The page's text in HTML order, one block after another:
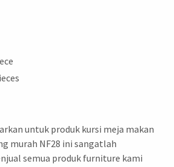
untuk produk kursi meja makan
murah NF28 ini sangatlah
semua produk furniture kami